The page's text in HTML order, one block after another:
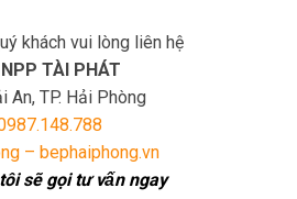
khách vui lòng liên hệ
TÀI PHÁT
An, TP. Hải Phòng
– bephaiphong.vn
sẽ gọi tư vấn ngay